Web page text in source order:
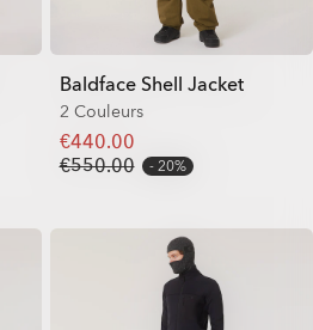
Baldface Shell Jacket
2 Couleurs
€440.00
€550.00
20%